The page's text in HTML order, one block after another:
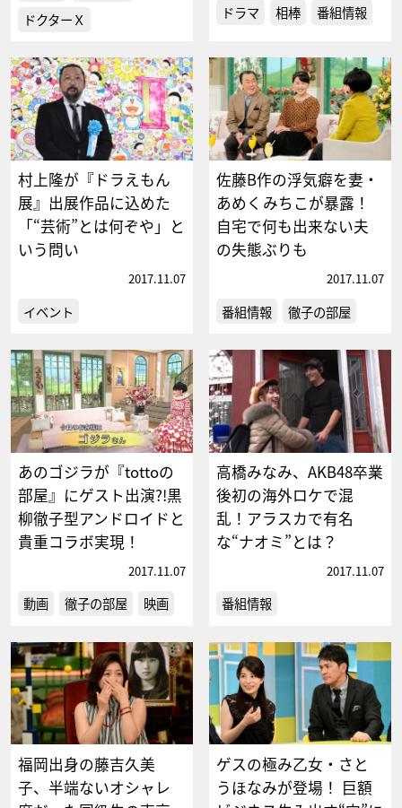
ドクターＸ
ドラマ 相棒 番組情報
村上隆が『ドラえもん
展』出展作品に込めた
「“芸術”とは何ぞや」と
いう問い
2017.11.07
イベント
佐藤B作の浮気癖を妻・
あめくみちこが暴露！
自宅で何も出来ない夫
の失態ぶりも
2017.11.07
番組情報 徹子の部屋
あのゴジラが『tottoの
部屋』にゲスト出演?!黒
柳徹子型アンドロイドと
貴重コラボ実現！
2017.11.07
動画 徹子の部屋 映画
高橋みなみ、AKB48卒業
後初の海外ロケで混
乱！アラスカで有名
な“ナオミ”とは？
2017.11.07
番組情報
福岡出身の藤吉久美
子、半端ないオシャレ
ゲスの極み乙女・さと
うほなみが登場！ 巨額